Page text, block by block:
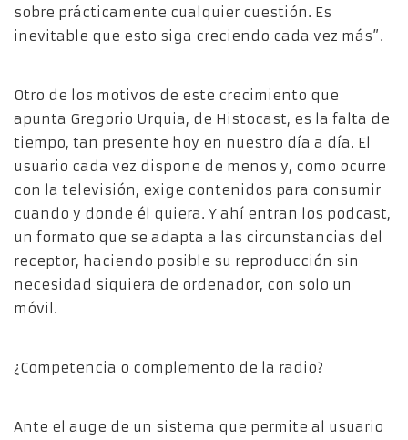
sobre prácticamente cualquier cuestión. Es
inevitable que esto siga creciendo cada vez más”.
Otro de los motivos de este crecimiento que
apunta Gregorio Urquia, de Histocast, es la falta de
tiempo, tan presente hoy en nuestro día a día. El
usuario cada vez dispone de menos y, como ocurre
con la televisión, exige contenidos para consumir
cuando y donde él quiera. Y ahí entran los podcast,
un formato que se adapta a las circunstancias del
receptor, haciendo posible su reproducción sin
necesidad siquiera de ordenador, con solo un
móvil.
¿Competencia o complemento de la radio?
Ante el auge de un sistema que permite al usuario